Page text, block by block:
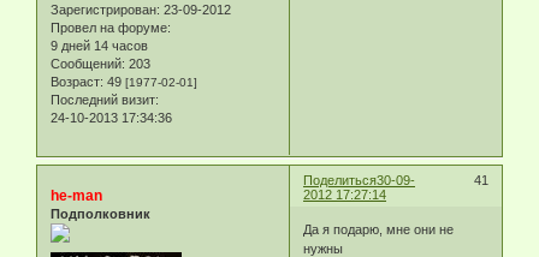
Зарегистрирован: 23-09-2012
Провел на форуме:
9 дней 14 часов
Сообщений: 203
Возраст: 49 [1977-02-01]
Последний визит:
24-10-2013 17:34:36
Поделиться 41
30-09-
2012 17:27:14
he-man
Подполковник
Да я подарю, мне они не
нужны